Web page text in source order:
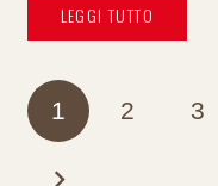
LEGGI TUTTO
PAGINAZIONE
DEGLI
ARTICOLI
1 2 3